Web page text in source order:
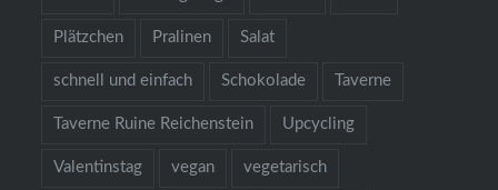
Plätzchen Pralinen Salat
schnell und einfach Schokolade Taverne
Taverne Ruine Reichenstein Upcycling
Valentinstag vegan vegetarisch